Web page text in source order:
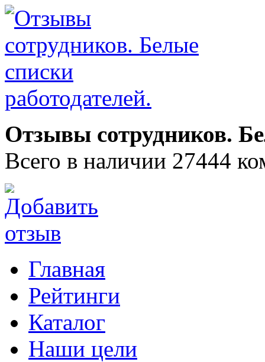
Отзывы сотрудников.
Всего в наличии 27444
Главная
Рейтинги
Каталог
Наши цели